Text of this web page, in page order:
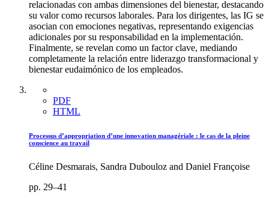
relacionadas con ambas dimensiones del bienestar, destacando
su valor como recursos laborales. Para los dirigentes, las IG se
asocian con emociones negativas, representando exigencias
adicionales por su responsabilidad en la implementación.
Finalmente, se revelan como un factor clave, mediando
completamente la relación entre liderazgo transformacional y
bienestar eudaimónico de los empleados.
PDF
HTML
Processus d’appropriation d’une innovation managériale : le cas de la pleine
conscience au travail
Céline Desmarais, Sandra Dubouloz and Daniel Françoise
pp. 29–41